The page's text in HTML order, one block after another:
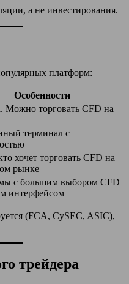
а не инвестирования.
платформ:
Особенности
Можно торговать CFD на
терминал с
хочет торговать CFD на
рынке
с большим выбором CFD
интерфейсом
(FCA, CySEC, ASIC),
трейдера